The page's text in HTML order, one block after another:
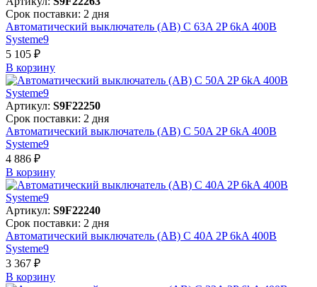
Срок поставки: 2 дня
Автоматический выключатель (АВ) C 63A 2P 6kA 400В
Systeme9
5 105 ₽
В корзинy
Артикул: S9F22250
Срок поставки: 2 дня
Автоматический выключатель (АВ) C 50A 2P 6kA 400В
Systeme9
4 886 ₽
В корзинy
Артикул: S9F22240
Срок поставки: 2 дня
Автоматический выключатель (АВ) C 40A 2P 6kA 400В
Systeme9
3 367 ₽
В корзинy